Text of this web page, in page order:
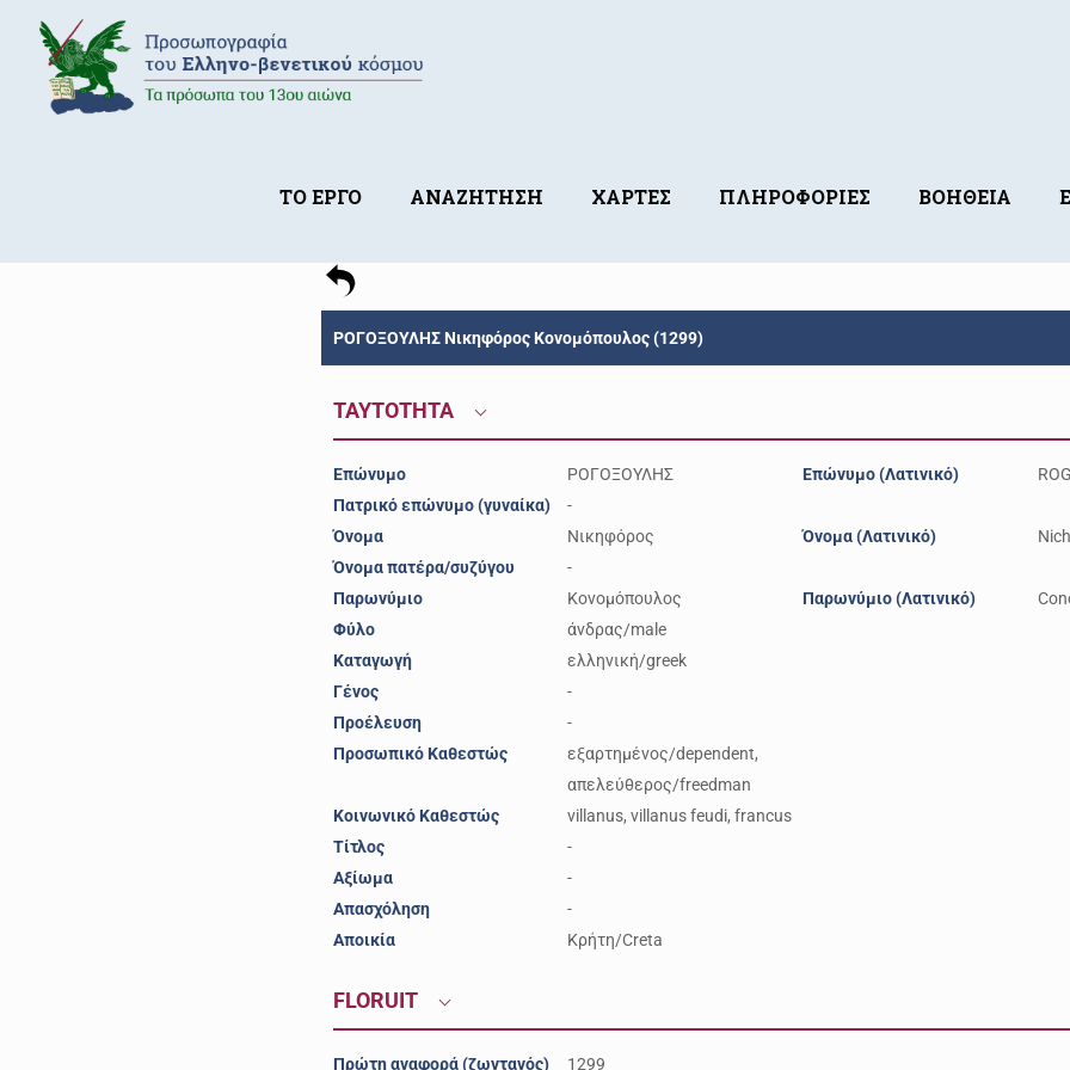
ΤΟ ΕΡΓΟ ΑΝΑΖΗΤΗΣΗ ΧΑΡΤΕΣ ΠΛΗΡΟΦΟΡΙΕΣ ΒΟΗΘΕΙΑ
ΡΟΓΟΞΟΥΛΗΣ Νικηφόρος Κονομόπουλος (1299)
ΤΑΥΤΟΤΗΤΑ
Επώνυμο
ΡΟΓΟΞΟΥΛΗΣ
Πατρικό επώνυμο (γυναίκα)
-
Όνομα
Νικηφόρος
Όνομα πατέρα/συζύγου
-
Παρωνύμιο
Κονομόπουλος
Φύλο
άνδρας/male
Καταγωγή
ελληνική/greek
Γένος
-
Προέλευση
-
Προσωπικό Καθεστώς
εξαρτημένος/dependent,
απελεύθερος/freedman
Κοινωνικό Καθεστώς
villanus, villanus feudi, francus
Τίτλος
-
Αξίωμα
-
Απασχόληση
-
Αποικία
Κρήτη/Creta
Επώνυμο (Λατινικό)
Όνομα (Λατινικό)
Παρωνύμιο (Λατινικό)
FLORUIT
Πρώτη αναφορά (ζωντανός)
1299